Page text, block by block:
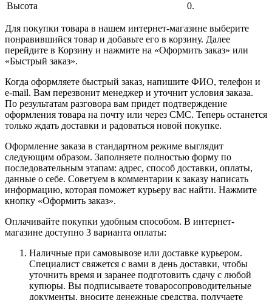
Высота 0.
Для покупки товара в нашем интернет-магазине выберите
понравившийся товар и добавьте его в корзину. Далее
перейдите в Корзину и нажмите на «Оформить заказ» или
«Быстрый заказ».
Когда оформляете быстрый заказ, напишите ФИО, телефон и
e-mail. Вам перезвонит менеджер и уточнит условия заказа.
По результатам разговора вам придет подтверждение
оформления товара на почту или через СМС. Теперь останется
только ждать доставки и радоваться новой покупке.
Оформление заказа в стандартном режиме выглядит
следующим образом. Заполняете полностью форму по
последовательным этапам: адрес, способ доставки, оплаты,
данные о себе. Советуем в комментарии к заказу написать
информацию, которая поможет курьеру вас найти. Нажмите
кнопку «Оформить заказ».
Оплачивайте покупки удобным способом. В интернет-
магазине доступно 3 варианта оплаты:
Наличные при самовывозе или доставке курьером.
Специалист свяжется с вами в день доставки, чтобы
уточнить время и заранее подготовить сдачу с любой
купюры. Вы подписываете товаросопроводительные
документы, вносите денежные средства, получаете